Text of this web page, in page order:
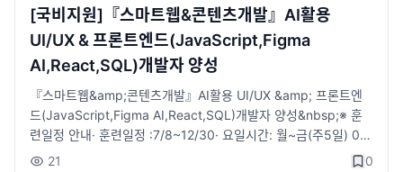
특직종 훈련 월 최대 40만원· ​구직촉진수당 : 국취1유형-월 최대
60만원 (가족수당 최대 40만원)· ​ 1:1 취업지원 서비스 제공 (진로
상담·자소서/이력서 첨삭·취업세미나·참여 기업 취업 연계 등)※​ 과
정안내&nbsp;-′디지털디자인′의 직종 정의 ′스마트기기에 적용 가
능한 서비스에 대하여 사용자경험과 니즈를 분석하여 정보설계, U
I설계, 화면설계 등을 하는 직무′를 훈련의 핵심 목표 중 하나로 설
정하고 있습니다.&nbsp;-스마트폰·태블릿·스마트기기 등 다양한
A) 설계 → UI 화면설계 → AI 기반 UX 최적화의 전주기 디지털디
[국비지원]『스마트웹&콘텐츠개발』AI활용
UI/UX & 프론트엔드(JavaScript,Figma
AI,React,SQL)개발자 양성
『스마트웹&amp;콘텐츠개발』AI활용 UI/UX &amp; 프론트엔
드(JavaScript,Figma AI,React,SQL)개발자 양성&nbsp;※ 훈
련일정 안내​· ​훈련일정 :7/8~12/30· 요일시간: 월~금(주5일) 09:
00~18:00​· 모집정원: 20명&nbsp;&nbsp;&nbsp;※ 지원자격·
21 0